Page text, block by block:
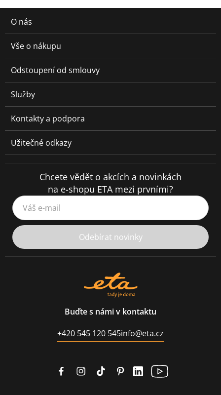
O nás
Vše o nákupu
Odstoupení od smlouvy
Služby
Kontakty a podpora
Užitečné odkazy
Chcete vědět o akcích a novinkách
na e-shopu ETA mezi prvními?
Váš e-mail
Odebírat novinky
Buďte s námi v kontaktu
+420 545 120 545info@eta.cz